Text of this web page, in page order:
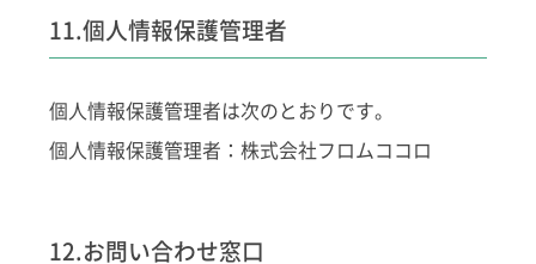
11.個人情報保護管理者
個人情報保護管理者は次のとおりです。
個人情報保護管理者：株式会社フロムココロ
12.お問い合わせ窓口